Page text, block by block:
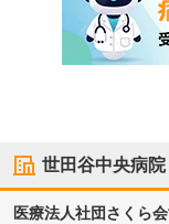
世田谷中央病院
医療法人社団さくら会